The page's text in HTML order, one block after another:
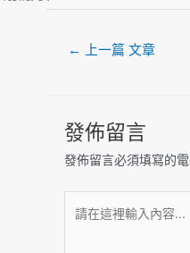
← 上一篇 文章
發佈留言
發佈留言必須填寫的